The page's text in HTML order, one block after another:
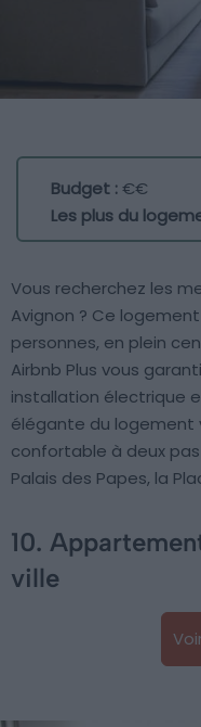
Budget :€€
Les plus du
Vous recherchez les
Avignon ? Ce
personnes, en plein
Airbnb Plus vous
installation électrique
élégante du logement
confortable à deux
Palais des Papes, la
10.
ville